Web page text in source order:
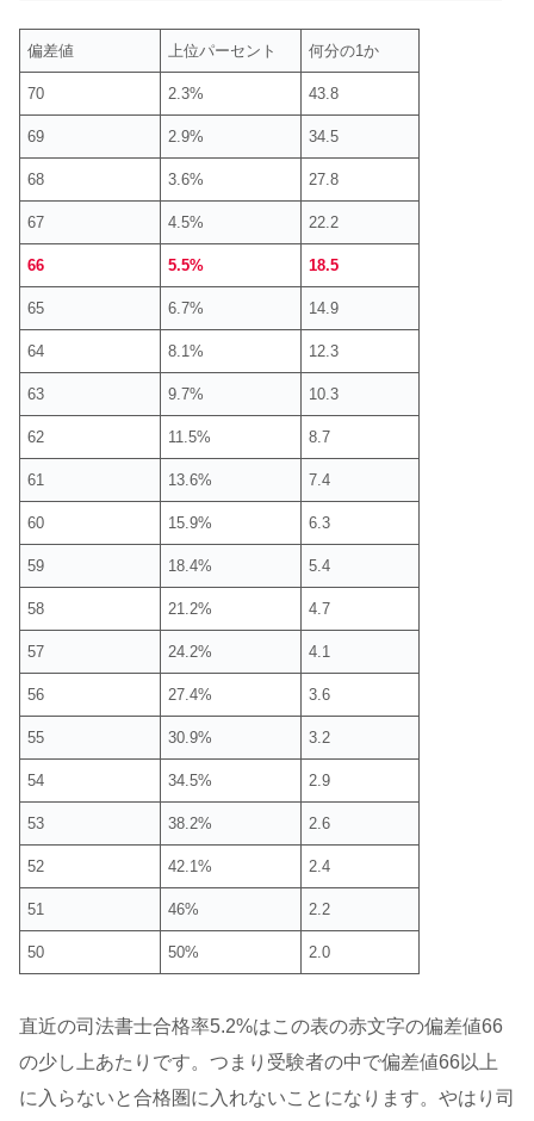
偏差値 上位パーセント 何分の1か
70 2.3% 43.8
69 2.9% 34.5
68 3.6% 27.8
67 4.5% 22.2
66 5.5% 18.5
65 6.7% 14.9
64 8.1% 12.3
63 9.7% 10.3
62 11.5% 8.7
61 13.6% 7.4
60 15.9% 6.3
59 18.4% 5.4
58 21.2% 4.7
57 24.2% 4.1
56 27.4% 3.6
55 30.9% 3.2
54 34.5% 2.9
53 38.2% 2.6
52 42.1% 2.4
51 46% 2.2
50 50% 2.0
直近の司法書士合格率5.2%はこの表の赤文字の偏差値66
の少し上あたりです。つまり受験者の中で偏差値66以上
に入らないと合格圏に入れないことになります。やはり司